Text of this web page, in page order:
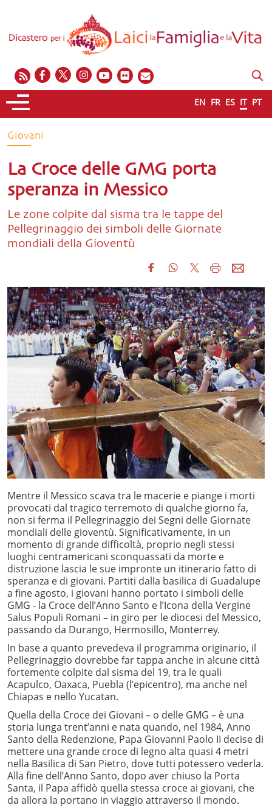
EN FR ES IT PT
Giovani
La Croce delle GMG porta
speranza in Messico
Le zone colpite dal sisma tra le tappe del
Pellegrinaggio dei simboli delle Giornate
mondiali della Gioventù
Mentre il Messico scava tra le macerie e piange i morti
provocati dal tragico terremoto di qualche giorno fa,
non si ferma il Pellegrinaggio dei Segni delle Giornate
mondiali delle gioventù. Significativamente, in un
momento di grande difficoltà, proprio negli stessi
luoghi centramericani sconquassati da morte e
distruzione lascia le sue impronte un itinerario fatto di
speranza e di giovani. Partiti dalla basilica di Guadalupe
a fine agosto, i giovani hanno portato i simboli delle
GMG - la Croce dell’Anno Santo e l’Icona della Vergine
Salus Populi Romani – in giro per le diocesi del Messico,
passando da Durango, Hermosillo, Monterrey.
In base a quanto prevedeva il programma originario, il
Pellegrinaggio dovrebbe far tappa anche in alcune città
fortemente colpite dal sisma del 19, tra le quali
Acapulco, Oaxaca, Puebla (l’epicentro), ma anche nel
Chiapas e nello Yucatan.
Quella della Croce dei Giovani – o delle GMG – è una
storia lunga trent’anni e nata quando, nel 1984, Anno
Santo della Redenzione, Papa Giovanni Paolo II decise di
mettere una grande croce di legno alta quasi 4 metri
nella Basilica di San Pietro, dove tutti potessero vederla.
Alla fine dell’Anno Santo, dopo aver chiuso la Porta
Santa, il Papa affidò quella stessa croce ai giovani, che
da allora la portano in viaggio attraverso il mondo.